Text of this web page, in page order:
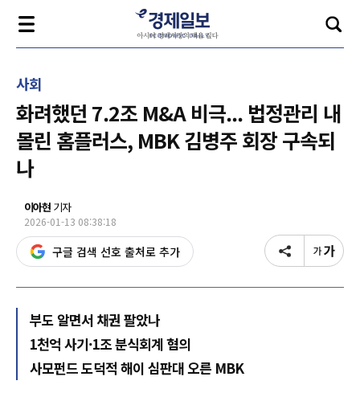
사회
화려했던 7.2조 M&A 비극... 법정관리 내
몰린 홈플러스, MBK 김병주 회장 구속되
나
이아현 기자
2026-01-13 08:38:18
구글 검색 선호 출처로 추가
부도 알면서 채권 팔았나
1천억 사기·1조 분식회계 혐의
사모펀드 도덕적 해이 심판대 오른 MBK